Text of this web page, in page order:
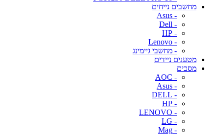
מחשבים נייחים
- Asus
- Dell
- HP
- Lenovo
- מחשבי גיימינג
מטענים ניידים
מסכים
- AOC
- Asus
- DELL
- HP
- LENOVO
- LG
- Mag